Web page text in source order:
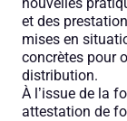
et des
mises en
concrètes pour
distribution.
À l’issue de la
attestation de